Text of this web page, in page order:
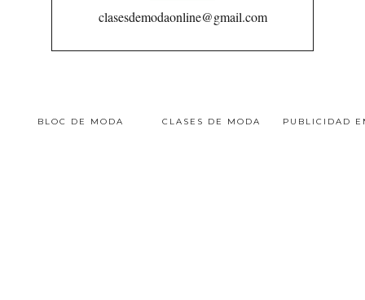
clasesdemodaonline@gmail.com
BLOC DE MODA CLASES DE MODA PUBLICIDAD